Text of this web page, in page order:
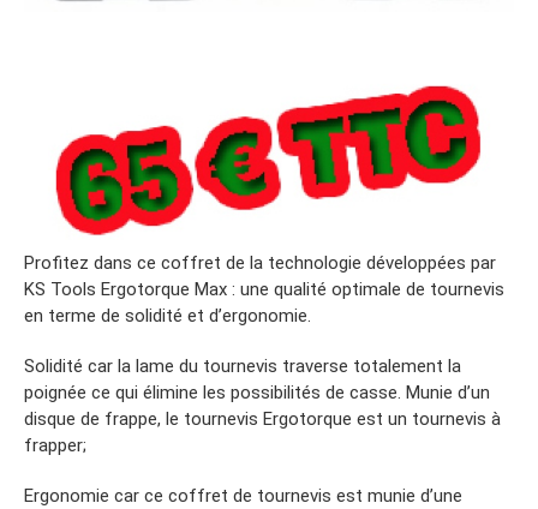
Profitez dans ce coffret de la technologie développées par
KS Tools Ergotorque Max : une qualité optimale de tournevis
en terme de solidité et d’ergonomie.
Solidité car la lame du tournevis traverse totalement la
poignée ce qui élimine les possibilités de casse. Munie d’un
disque de frappe, le tournevis Ergotorque est un tournevis à
frapper;
Ergonomie car ce coffret de tournevis est munie d’une